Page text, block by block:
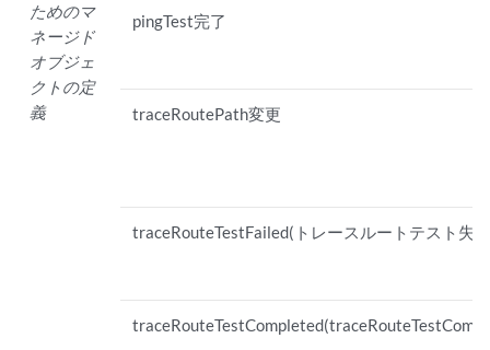
ためのマ
ネージド
オブジェ
クトの定
義
pingTest完了
traceRoutePath変更
traceRouteTestFailed(トレースルートテスト失